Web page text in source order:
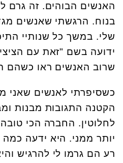
האנשים הבוהים. זה גרם
בנוח. הרגשתי שאנשים
שלי. במשך כל שנותיי
ידועה בשם "זאת עם
שרוב האנשים ראו כשהם
כשסיפרתי לאנשים שאני
הקטנה התגובות מבנות
לחלוטין. החברה הכי
יותר ממני. היא ידעה
רע הם גרמו לי להרגיש